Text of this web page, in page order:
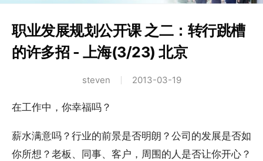
职业发展规划公开课 之二：转行跳槽
的许多招 - 上海(3/23) 北京
steven 2013-03-19
在工作中，你幸福吗？
薪水满意吗？行业的前景是否明朗？公司的发展是否如
你所想？老板、同事、客户，周围的人是否让你开心？